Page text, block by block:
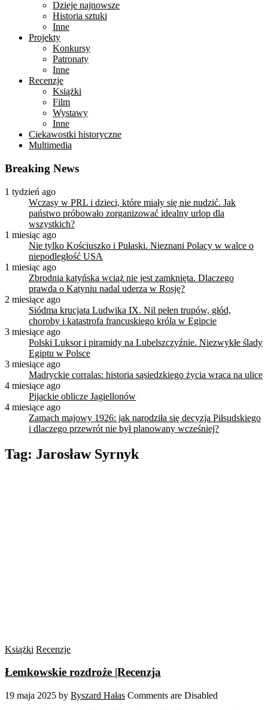
Dzieje najnowsze
Historia sztuki
Inne
Projekty
Konkursy
Patronaty
Inne
Recenzje
Książki
Film
Wystawy
Inne
Ciekawostki historyczne
Multimedia
Breaking News
1 tydzień ago
Wczasy w PRL i dzieci, które miały się nie nudzić. Jak
państwo próbowało zorganizować idealny urlop dla
wszystkich?
1 miesiąc ago
Nie tylko Kościuszko i Pułaski. Nieznani Polacy w walce o
niepodległość USA
1 miesiąc ago
Zbrodnia katyńska wciąż nie jest zamknięta. Dlaczego
prawda o Katyniu nadal uderza w Rosję?
2 miesiące ago
Siódma krucjata Ludwika IX. Nil pełen trupów, głód,
choroby i katastrofa francuskiego króla w Egipcie
3 miesiące ago
Polski Luksor i piramidy na Lubelszczyźnie. Niezwykłe ślady
Egiptu w Polsce
3 miesiące ago
Madryckie corralas: historia sąsiedzkiego życia wraca na ulice
4 miesiące ago
Pijackie oblicze Jagiellonów
4 miesiące ago
Zamach majowy 1926: jak narodziła się decyzja Piłsudskiego
i dlaczego przewrót nie był planowany wcześniej?
Tag: Jarosław Syrnyk
Książki Recenzje
Łemkowskie rozdroże |Recenzja
19 maja 2025 by Ryszard Hałas Comments are Disabled